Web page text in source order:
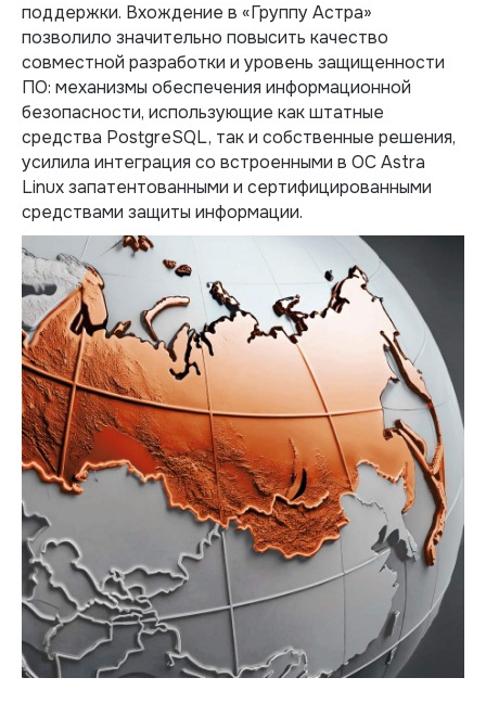
поддержки. Вхождение в «Группу Астра»
позволило значительно повысить качество
совместной разработки и уровень защищенности
ПО: механизмы обеспечения информационной
безопасности, использующие как штатные
средства PostgreSQL, так и собственные решения,
усилила интеграция со встроенными в ОС Astra
Linux запатентованными и сертифицированными
средствами защиты информации.